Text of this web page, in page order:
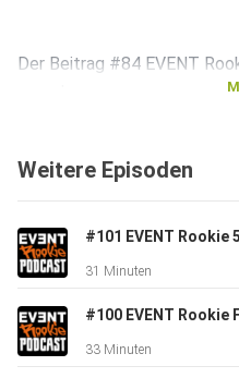
Der Beitrag #84 EVENT
Weitere Episoden
31 Minuten
33 Minuten